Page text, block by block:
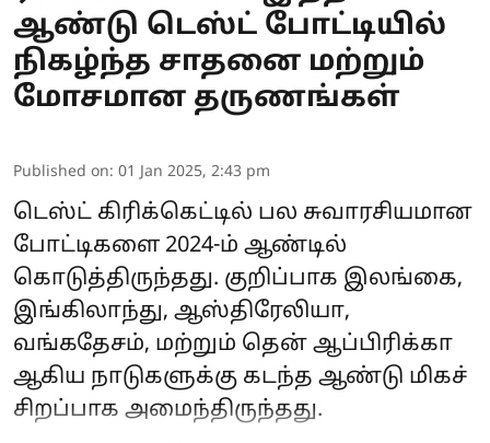
ஆண்டு டெஸ்ட் போட்டியில்
நிகழ்ந்த சாதனை மற்றும்
மோசமான தருணங்கள்
Published on: 01 Jan 2025, 2:43 pm
டெஸ்ட் கிரிக்கெட்டில் பல சுவாரசியமான
போட்டிகளை 2024-ம் ஆண்டில்
கொடுத்திருந்தது. குறிப்பாக இலங்கை,
இங்கிலாந்து, ஆஸ்திரேலியா,
வங்கதேசம், மற்றும் தென் ஆப்பிரிக்கா
ஆகிய நாடுகளுக்கு கடந்த ஆண்டு மிகச்
சிறப்பாக அமைந்திருந்தது.